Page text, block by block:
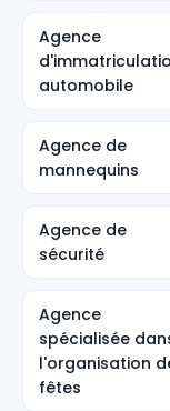
Agence
automobile
Agence de
mannequins
Agence de
sécurité
Agence
spécialisée
l'organisation
fêtes